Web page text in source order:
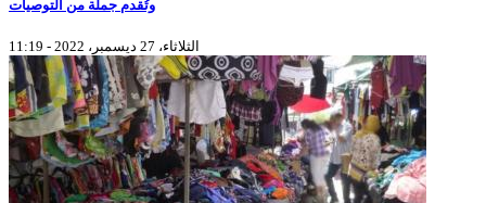
وتُقدم جملة من التوصيات
الثلاثاء، 27 ديسمبر، 2022 - 11:19